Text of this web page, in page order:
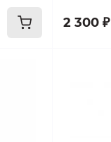
2 300 ₽